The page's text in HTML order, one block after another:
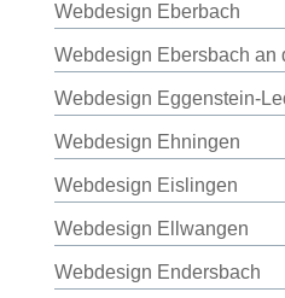
Webdesign Eberbach
Webdesign Ebersbach an
Webdesign Eggenstein-
Webdesign Ehningen
Webdesign Eislingen
Webdesign Ellwangen
Webdesign Endersbach